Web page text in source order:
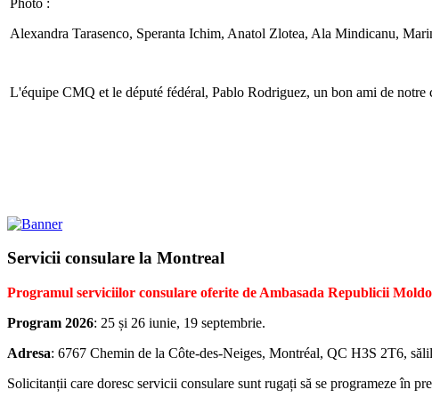
Alexandra Tarasenco, Speranta Ichim, Anatol Zlotea, Ala Mindicanu,
L'équipe CMQ et le député fédéral, Pablo Rodriguez, un bon ami de notre
Servicii consulare la Montreal
Programul serviciilor consulare oferite de Ambasada Republicii
Program 2026: 25 și 26 iunie, 19 septembrie.
Adresa: 6767 Chemin de la Côte-des-Neiges, Montréal, QC H3S 2T6,
Solicitanții care doresc servicii consulare sunt rugați să se programeze în